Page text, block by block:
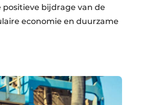
bijdrage van de
economie en duurzame